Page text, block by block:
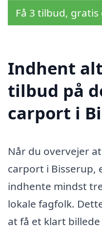
Få 3 tilbud,
Indhent
tilbud på
carport i
Når du overvejer
carport i Bisserup,
indhente mindst
lokale fagfolk.
at få et klart